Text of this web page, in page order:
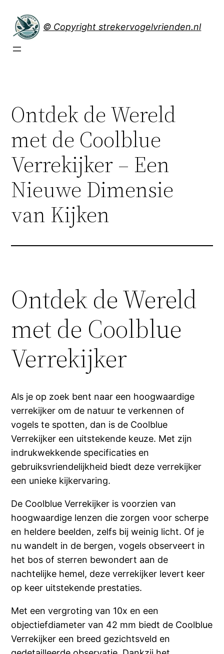
naar
inhoud
© Copyright strekervogelvrienden.nl
Ontdek de Wereld
met de Coolblue
Verrekijker – Een
Nieuwe Dimensie
van Kijken
Ontdek de Wereld
met de Coolblue
Verrekijker
Als je op zoek bent naar een hoogwaardige
verrekijker om de natuur te verkennen of
vogels te spotten, dan is de Coolblue
Verrekijker een uitstekende keuze. Met zijn
indrukwekkende specificaties en
gebruiksvriendelijkheid biedt deze verrekijker
een unieke kijkervaring.
De Coolblue Verrekijker is voorzien van
hoogwaardige lenzen die zorgen voor scherpe
en heldere beelden, zelfs bij weinig licht. Of je
nu wandelt in de bergen, vogels observeert in
het bos of sterren bewondert aan de
nachtelijke hemel, deze verrekijker levert keer
op keer uitstekende prestaties.
Met een vergroting van 10x en een
objectiefdiameter van 42 mm biedt de Coolblue
Verrekijker een breed gezichtsveld en